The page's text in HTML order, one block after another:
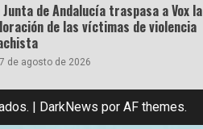
Junta de Andalucía traspasa a Vox la
de las víctimas de violencia
7 de agosto de 2026
| DarkNews por AF themes.